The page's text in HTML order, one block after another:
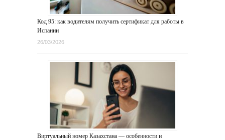
Код 95: как водителям получить сертификат для работы в
Испании
26/03/2026
Виртуальный номер Казахстана — особенности и